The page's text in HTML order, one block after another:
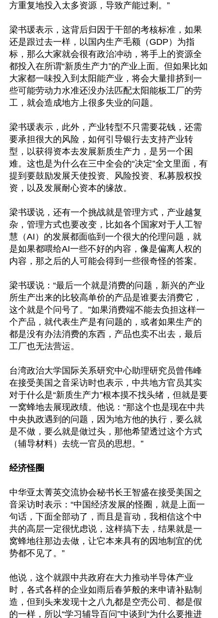
方重复地投入太多资源，导致产能过剩。”
梁书瑗表示，这背后归因于干部的考核标准，如果
还是跟过去一样，以国内生产毛额（GDP）为指
标，那么大家就会很有政治冲动，将手上的资源全
都投入在所谓“新质生产力”的产业上面。但如果比如
大家都一味投入到太阳能产业，将会大量排挤到一
些可能劳动力水准还没办法匹配太阳能板工厂的劳
工，就会造成地方上很多失业的问题。
梁书瑗表示，此外，产业转型不只需要花钱，还需
要承担很大的风险，如何引导银行去支持产业转
型，以获得资本去发展新质生产力，是另一个困
难。这也是为什么在三中全会的“决定”全文里面，有
提到要鼓励发展天使投资、风险投资、私募股权投
资，以及发展耐心资本的缘故。
梁书瑗说，还有一个挑战就是管理方式，产业越复
杂，管理方式也要改变，比如各个国家对于人工智
慧（AI）的发展都面临到一个很大的伦理问题，就
是如果都喂给AI一些不好的内容，像是偏离人权的
内容，那之后的人可能会得到一些很奇怪的答案。
梁书瑗说：“最后一个就是消费的问题，新兴的产业
所生产出来的比较高单价的产品是谁要去消费它，
这个就是个问号了。”如果消费端不能去负担这样一
个产品，就代表生产是有问题的，或者如果生产的
都是没有办法消费的东西，产品也卖不出去，最后
工厂也无法营运。
台湾政治大学国际关系研究中心助理研究员曾伟峰
在接受美国之音采访时也表示，中共地方官员其实
对于什么是“新质生产力”根本摸不找头绪，但就是要
一窝蜂地去展现政绩。他说：“那这个也是现在中共
中央执政遇到的问题，因为地方他的执行，要么就
是不做，要么就是做过头，那他希望透过这个方式
（辅导材料）去统一官员的思想。”
经济怪圈
中华亚太菁英交流协会秘书长王智盛在接受美国之
音采访时表示：“中国经济发展的怪圈，就是上面一
句话，下面全部动了，而且是盲动，我相信这个中
共的高层一定很忧虑说，这样搞下去，结果就是一
窝蜂地往那边去做，让它本来具有的因地制宜的优
势都不见了。”
他说，这个就跟中共政府在大力推动半导体产业
时，各式各样的企业如雨后春笋般的来申请补贴制
造，但到头来发现十之八九都是空壳公司、都是假
的一样，所以“学习辅导百问”中谈到“为什么要推进